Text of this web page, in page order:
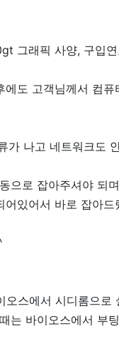
그래픽 사양, 구입
도 고객님께서 컴
가 나고 네트워크도
으로 잡아주셔야 되
있어서 바로 잡아드
스에서 시디롬으
는 바이오스에서 부